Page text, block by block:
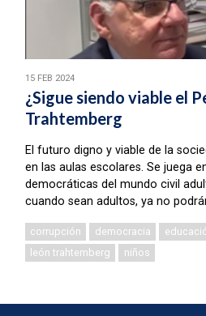
15 FEB 2024
¿Sigue siendo viable el
Trahtemberg
El futuro digno y viable de la
en las aulas escolares. Se juega
democráticas del mundo civil
cuando sean adultos, ya no
corrupción democracia
león trahtemberg
niños